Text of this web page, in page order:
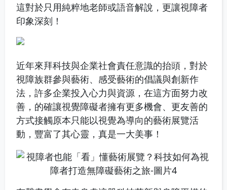
這對於只用純粹地老師或語音解說，更讓視障者
印象深刻！
近年來拜科技與企業社會責任意識的抬頭，對於
視障族群參與藝術、感受藝術的倡議與創新作
法，許多企業投入心力與資源，在這方面努力改
善，的確讓視覺障礙者擁有更多機會、更友善的
方式接觸原本只能以視覺為導向的藝術展覽活
動，豐富了其心靈，真是一大美事！